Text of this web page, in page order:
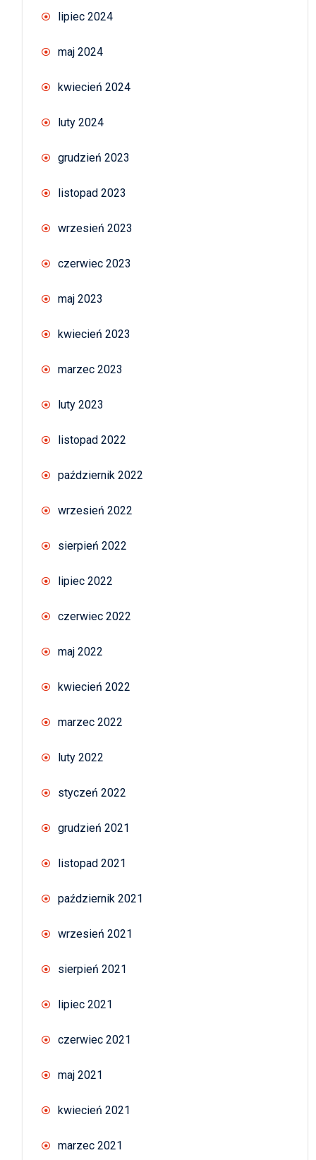
lipiec 2024
maj 2024
kwiecień 2024
luty 2024
grudzień 2023
listopad 2023
wrzesień 2023
czerwiec 2023
maj 2023
kwiecień 2023
marzec 2023
luty 2023
listopad 2022
październik 2022
wrzesień 2022
sierpień 2022
lipiec 2022
czerwiec 2022
maj 2022
kwiecień 2022
marzec 2022
luty 2022
styczeń 2022
grudzień 2021
listopad 2021
październik 2021
wrzesień 2021
sierpień 2021
lipiec 2021
czerwiec 2021
maj 2021
kwiecień 2021
marzec 2021